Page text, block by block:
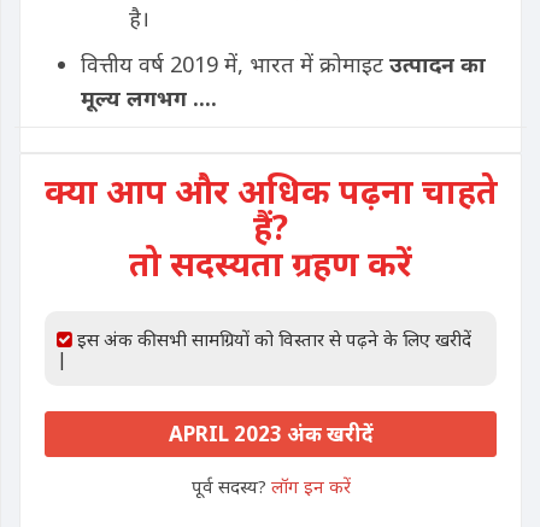
है।
वित्तीय वर्ष 2019 में, भारत में क्रोमाइट उत्पादन का
मूल्य लगभग ....
क्या आप और अधिक पढ़ना चाहते
हैं?
तो सदस्यता ग्रहण करें
इस अंक की सभी सामग्रियों को विस्तार से पढ़ने के लिए खरीदें
|
APRIL 2023 अंक खरीदें
पूर्व सदस्य? लॉग इन करें